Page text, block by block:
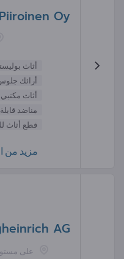
Oy
أثاث
أرائك
أثاث مكتبي
مناضد
قطع أثاث
مزيد من
AG
على